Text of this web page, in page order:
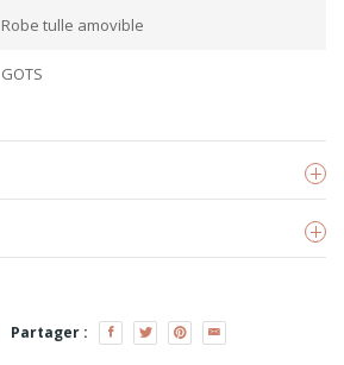
Robe tulle amovible
GOTS
Voir les produits
Partager :